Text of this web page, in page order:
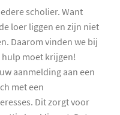
scholier. Want
loer liggen en zijn niet
Daarom vinden we bij
hulp moet krijgen!
aanmelding aan een
met een
Dit zorgt voor